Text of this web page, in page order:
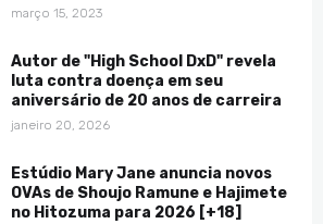
março 15, 2023
Autor de "High School DxD" revela
luta contra doença em seu
aniversário de 20 anos de carreira
janeiro 20, 2026
Estúdio Mary Jane anuncia novos
OVAs de Shoujo Ramune e Hajimete
no Hitozuma para 2026 [+18]